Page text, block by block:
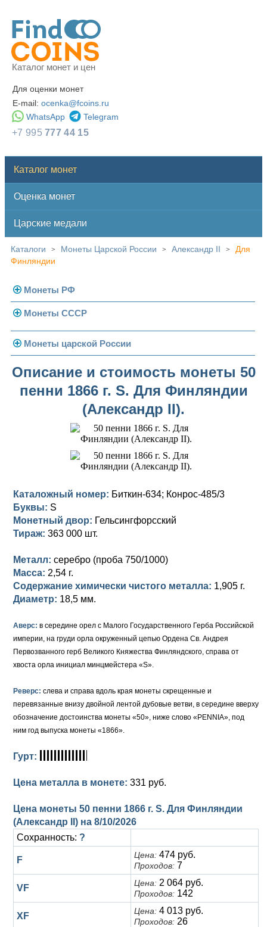
Каталог монет и цен
Для оценки монет
E-mail: ocenka@fcoins.ru
WhatsApp
Telegram
+7 995777 44 15
Каталог монет
Оценка монет
Царские медали
Каталоги > Монеты Царской России > Александр II >
Для
Финляндии
Монеты РФ
Современная Россия
Монеты 1991-1993 гг.
Монеты СССР
Погодовка СССР
Монеты 1958 года
Золотые червонцы
Памятные и юбилейные
Монеты царской России
Николай II (1894-1917)
Золото
Германская оккупация
Для Финляндии
Памятные и донативные
Александр III (1881-1894)
Для Финляндии
Памятные и донативные
Александр II (1855-1881)
Медь
Для Финляндии
Памятные и донативные
Николай I (1825-1855)
Платина, золото
Серебро
Для Грузии
Русско-Польские
Для Польши
Александр I (1801-1825)
Золото
Серебро
Медь
Для Грузии
Для Польши
Павел I (1796-1801)
Серебро
Медь
Екатерина II (1762-1796)
Золото
Серебро
Медь
Для Молдавии и Валахии
Таврические монеты
Петр III (1762)
Елизавета I (1741-1762)
Золото
Медь
Для Пруссии
Альбертусталер
Иоанн Антонович (1740-1741)
Петр II (1727-1730)
Серебро
Медь
Для Речи Посполитой
Описание и стоимость монеты 50
пенни 1866 г. S. Для Финляндии
(Александр II).
Каталожный номер: Биткин-634; Конрос-485/3
Буквы: S
Монетный двор: Гельсингфорсский
Тираж: 363 000 шт.
Металл: серебро (проба 750/1000)
Масса: 2,54 г.
Содержание химически чистого металла: 1,905 г.
Диаметр: 18,5 мм.
Аверс: в середине орел с Малого Государственного Герба Российской
империи, на груди орла окруженный цепью Ордена Св. Андрея
Первозванного герб Великого Княжества Финляндского, справа от
хвоста орла инициал минцмейстера «S».
Реверс: слева и справа вдоль края монеты скрещенные и
перевязанные внизу двойной лентой дубовые ветви, в середине вверху
обозначение достоинства монеты «50», ниже слово «PENNIA», под
ним год выпуска монеты «1866».
Гурт:
Цена металла в монете: 331 руб.
Цена монеты 50 пенни 1866 г. S. Для Финляндии
(Александр II) на 8/10/2026
Сохранность: ?
F Цена: 474 руб.
Проходов: 7
VF Цена: 2 064 руб.
Проходов: 142
XF Цена: 4 013 руб.
Проходов: 26